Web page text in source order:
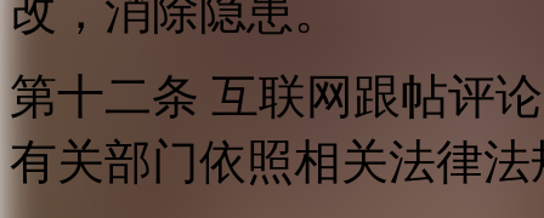
改，消除隐患。
第十二条 互联网跟帖评
有关部门依照相关法律